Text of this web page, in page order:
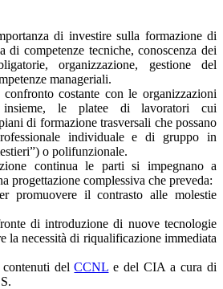
di investire sulla formazione di
competenze tecniche, conoscenza dei
organizzazione, gestione del
manageriali.
costante con le organizzazioni
le platee di lavoratori cui
di formazione trasversali che possano
individuale e di gruppo in
o polifunzionale.
continua le parti si impegnano a
progettazione complessiva che preveda:
promuovere il contrasto alle molestie
di introduzione di nuove tecnologie
la necessità di riqualificazione immediata
contenuti delCCNL e del CIA a cura di